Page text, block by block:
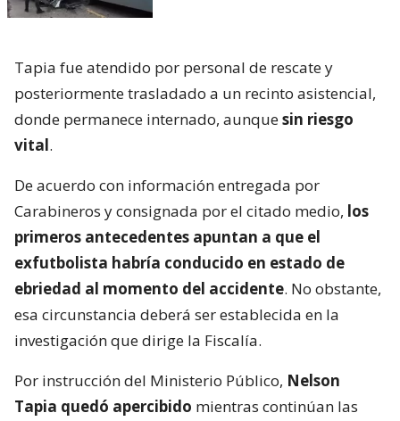
Tapia fue atendido por personal de rescate y
posteriormente trasladado a un recinto asistencial,
donde permanece internado, aunquesin riesgo
vital.
De acuerdo con información entregada por
Carabineros y consignada por el citado medio, los
primeros antecedentes apuntan a que el
exfutbolista habría conducido en estado de
ebriedad al momento del accidente. No obstante,
esa circunstancia deberá ser establecida en la
investigación que dirige la Fiscalía.
Por instrucción del Ministerio Público, Nelson
Tapia quedó apercibido mientras continúan las